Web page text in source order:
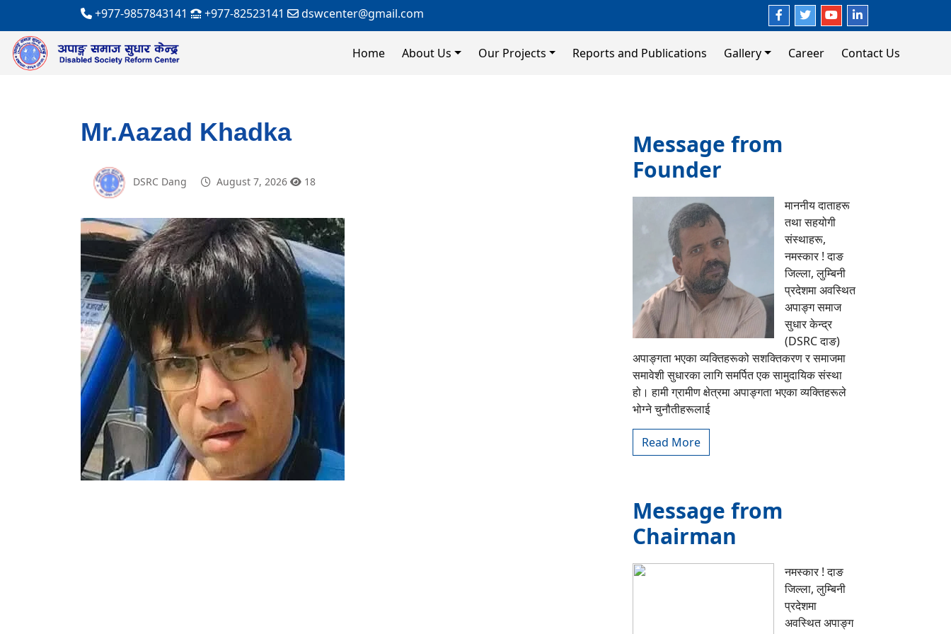
+977-9857843141 +977-82523141 dswcenter@gmail.com
Home About Us Our Projects Reports and Publications Gallery Career Contact Us
Mr.Aazad Khadka
DSRC Dang August 7, 2026 18
Message from
Founder
माननीय दाताहरू
तथा सहयोगी
संस्थाहरू,
नमस्कार ! दाङ
जिल्ला, लुम्बिनी
प्रदेशमा अवस्थित
अपाङ्ग समाज
सुधार केन्द्र
(DSRC दाङ)
अपाङ्गता भएका व्यक्तिहरूको सशक्तिकरण र समाजमा
समावेशी सुधारका लागि समर्पित एक सामुदायिक संस्था
हो। हामी ग्रामीण क्षेत्रमा अपाङ्गता भएका व्यक्तिहरूले
भोग्ने चुनौतीहरूलाई
Read More
Message from
Chairman
नमस्कार ! दाङ
जिल्ला, लुम्बिनी
प्रदेशमा
अवस्थित अपाङ्ग